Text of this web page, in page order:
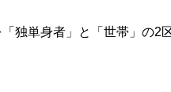
独単身者」と「世帯」の2